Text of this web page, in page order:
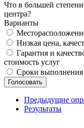
Что в большей
центра?
Варианты
Низкая цена,
Гарантия и
стоимость услуг
Сроки выполнения
Предыдущие
Результаты